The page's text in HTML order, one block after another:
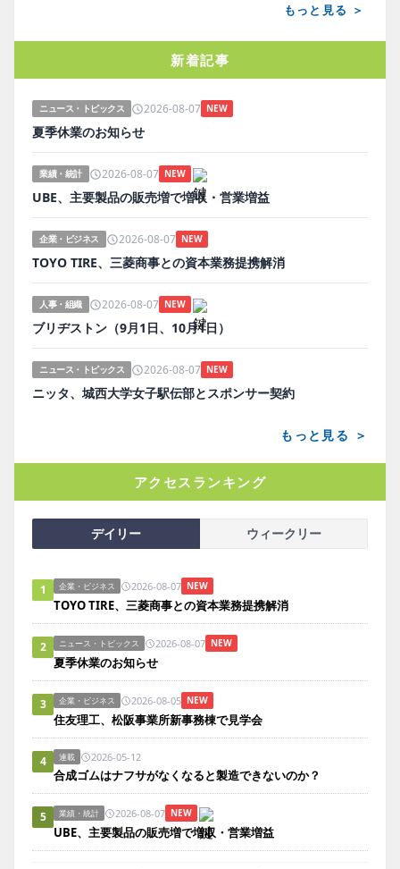
もっと見る ＞
新着記事
ニュース・トピックス 2026-08-07 NEW
夏季休業のお知らせ
業績・統計 2026-08-07 NEW
UBE、主要製品の販売増で増収・営業増益
企業・ビジネス 2026-08-07 NEW
TOYO TIRE、三菱商事との資本業務提携解消
人事・組織 2026-08-07 NEW
ブリヂストン（9月1日、10月1日）
ニュース・トピックス 2026-08-07 NEW
ニッタ、城西大学女子駅伝部とスポンサー契約
もっと見る ＞
アクセスランキング
デイリー ウィークリー
1 企業・ビジネス 2026-08-07 NEW
TOYO TIRE、三菱商事との資本業務提携解消
2 ニュース・トピックス 2026-08-07 NEW
夏季休業のお知らせ
3 企業・ビジネス 2026-08-05 NEW
住友理工、松阪事業所新事務棟で見学会
4 連載 2026-05-12
合成ゴムはナフサがなくなると製造できないのか？
5 業績・統計 2026-08-07 NEW
UBE、主要製品の販売増で増収・営業増益